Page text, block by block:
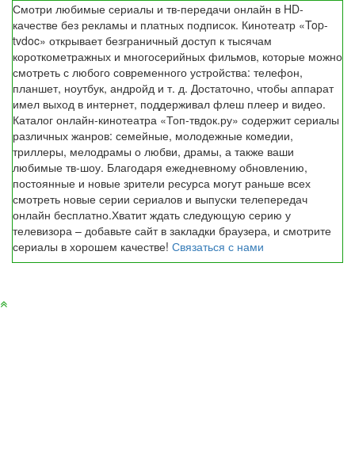
Смотри любимые сериалы и тв-передачи онлайн в HD-
качестве без рекламы и платных подписок. Кинотеатр «Top-
tvdoc» открывает безграничный доступ к тысячам
короткометражных и многосерийных фильмов, которые можно
смотреть с любого современного устройства: телефон,
планшет, ноутбук, андройд и т. д. Достаточно, чтобы аппарат
имел выход в интернет, поддерживал флеш плеер и видео.
Каталог онлайн-кинотеатра «Топ-твдок.ру» содержит сериалы
различных жанров: семейные, молодежные комедии,
триллеры, мелодрамы о любви, драмы, а также ваши
любимые тв-шоу. Благодаря ежедневному обновлению,
постоянные и новые зрители ресурса могут раньше всех
смотреть новые серии сериалов и выпуски телепередач
онлайн бесплатно.Хватит ждать следующую серию у
телевизора – добавьте сайт в закладки браузера, и смотрите
сериалы в хорошем качестве! Связаться с нами